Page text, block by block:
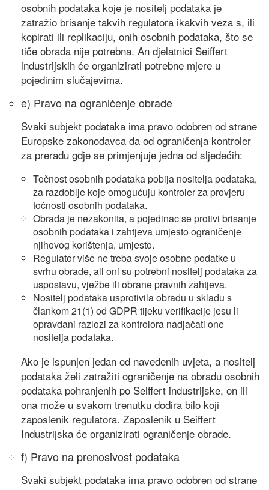
osobnih podataka koje je nositelj podataka je
zatražio brisanje takvih regulatora ikakvih veza s, ili
kopirati ili replikaciju, onih osobnih podataka, što se
tiče obrada nije potrebna. An djelatnici Seiffert
industrijskih će organizirati potrebne mjere u
pojedinim slučajevima.
e) Pravo na ograničenje obrade
Svaki subjekt podataka ima pravo odobren od strane
Europske zakonodavca da od ograničenja kontroler
za preradu gdje se primjenjuje jedna od sljedećih:
Točnost osobnih podataka pobija nositelja podataka,
za razdoblje koje omogućuju kontroler za provjeru
točnosti osobnih podataka.
Obrada je nezakonita, a pojedinac se protivi brisanje
osobnih podataka i zahtjeva umjesto ograničenje
njihovog korištenja, umjesto.
Regulator više ne treba svoje osobne podatke u
svrhu obrade, ali oni su potrebni nositelj podataka za
uspostavu, vježbe ili obrane pravnih zahtjeva.
Nositelj podataka usprotivila obradu u skladu s
člankom 21(1) od GDPR tijeku verifikacije jesu li
opravdani razlozi za kontrolora nadjačati one
nositelja podataka.
Ako je ispunjen jedan od navedenih uvjeta, a nositelj
podataka želi zatražiti ograničenje na obradu osobnih
podataka pohranjenih po Seiffert industrijske, on ili
ona može u svakom trenutku dodira bilo koji
zaposlenik regulatora. Zaposlenik u Seiffert
Industrijska će organizirati ograničenje obrade.
f) Pravo na prenosivost podataka
Svaki subjekt podataka ima pravo odobren od strane